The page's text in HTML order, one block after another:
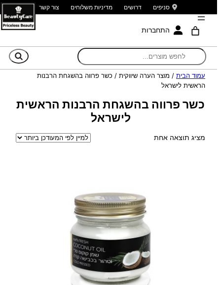
סניפים דרושים מדיניות משלוחים צור קשר
התחברות
עמוד הבית / מוצר הערה שיווקית / כשר פרווה בהשגחת הרבנות
הראשית לישראל
כשר פרווה בהשגחת הרבנות הראשית
לישראל
מציג תוצאה אחת